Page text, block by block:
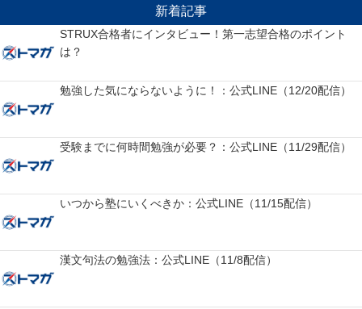
新着記事
STRUX合格者にインタビュー！第一志望合格のポイント
は？
勉強した気にならないように！：公式LINE（12/20配信）
受験までに何時間勉強が必要？：公式LINE（11/29配信）
いつから塾にいくべきか：公式LINE（11/15配信）
漢文句法の勉強法：公式LINE（11/8配信）